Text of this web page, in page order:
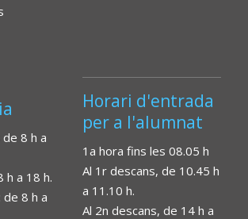
8 h a
h a 18 h.
8 h a
Horari d'entrada
per a l'alumnat
1a hora fins les 08.05 h
Al 1r descans, de 10.45 h
a 11.10 h.
Al 2n descans, de 14 h a